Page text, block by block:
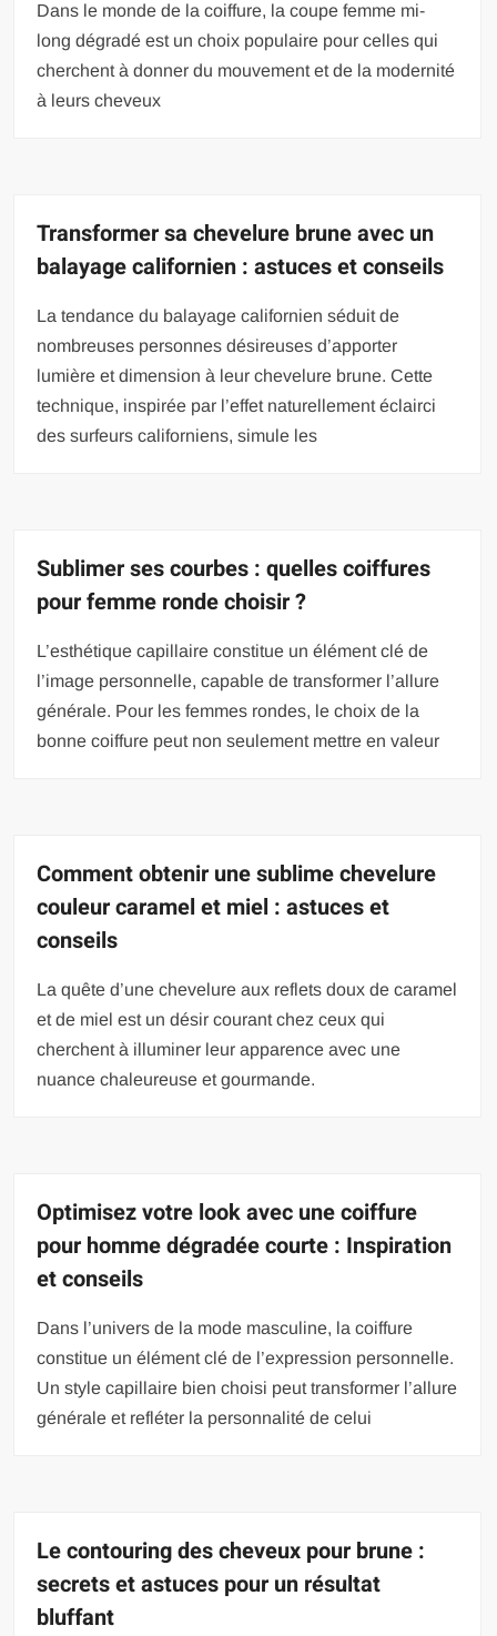
Dans le monde de la coiffure, la coupe femme mi-
long dégradé est un choix populaire pour celles qui
cherchent à donner du mouvement et de la modernité
à leurs cheveux
Transformer sa chevelure brune avec un
balayage californien : astuces et conseils
La tendance du balayage californien séduit de
nombreuses personnes désireuses d’apporter
lumière et dimension à leur chevelure brune. Cette
technique, inspirée par l’effet naturellement éclairci
des surfeurs californiens, simule les
Sublimer ses courbes : quelles coiffures
pour femme ronde choisir ?
L’esthétique capillaire constitue un élément clé de
l’image personnelle, capable de transformer l’allure
générale. Pour les femmes rondes, le choix de la
bonne coiffure peut non seulement mettre en valeur
Comment obtenir une sublime chevelure
couleur caramel et miel : astuces et
conseils
La quête d’une chevelure aux reflets doux de caramel
et de miel est un désir courant chez ceux qui
cherchent à illuminer leur apparence avec une
nuance chaleureuse et gourmande.
Optimisez votre look avec une coiffure
pour homme dégradée courte : Inspiration
et conseils
Dans l’univers de la mode masculine, la coiffure
constitue un élément clé de l’expression personnelle.
Un style capillaire bien choisi peut transformer l’allure
générale et refléter la personnalité de celui
Le contouring des cheveux pour brune :
secrets et astuces pour un résultat
bluffant